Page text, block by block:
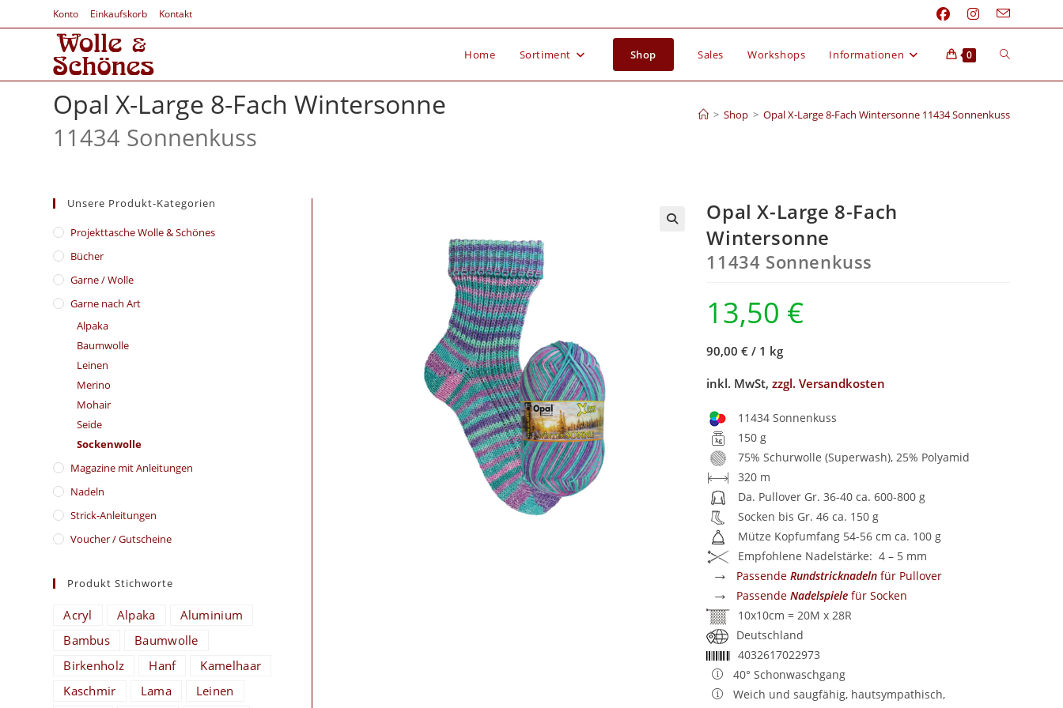
Konto Einkaufskorb Kontakt
Home Sortiment Shop Sales Workshops Informationen 0
Opal X-Large 8-Fach Wintersonne
11434 Sonnenkuss
> Shop > Opal X-Large 8-Fach Wintersonne 11434 Sonnenkuss
Opal X-Large 8-Fach
Wintersonne
11434 Sonnenkuss
13,50 €
90,00 € / 1 kg
inkl. MwSt,zzgl. Versandkosten
11434 Sonnenkuss
150 g
75% Schurwolle (Superwash), 25% Polyamid
320 m
Da. Pullover Gr. 36-40 ca. 600-800 g
Socken bis Gr. 46 ca. 150 g
Mütze Kopfumfang 54-56 cm ca. 100 g
Empfohlene Nadelstärke: 4 – 5 mm
→ PassendeRundstricknadeln für Pullover
→ PassendeNadelspiele für Socken
10x10cm = 20M x 28R
Deutschland
4032617022973
40° Schonwaschgang
Weich und saugfähig, hautsympathisch,
Unsere Produkt-Kategorien
​Projekttasche Wolle & Schönes
Bücher
Garne / Wolle
Garne nach Art
Alpaka
Baumwolle
Leinen
Merino
Mohair
Seide
Sockenwolle
Magazine mit Anleitungen
Nadeln
Strick-Anleitungen
Voucher / Gutscheine
Produkt Stichworte
Acryl Alpaka
Aluminium
Bambus
Baumwolle
Birkenholz
Hanf
Kamelhaar
Kaschmir
Lama
Leinen